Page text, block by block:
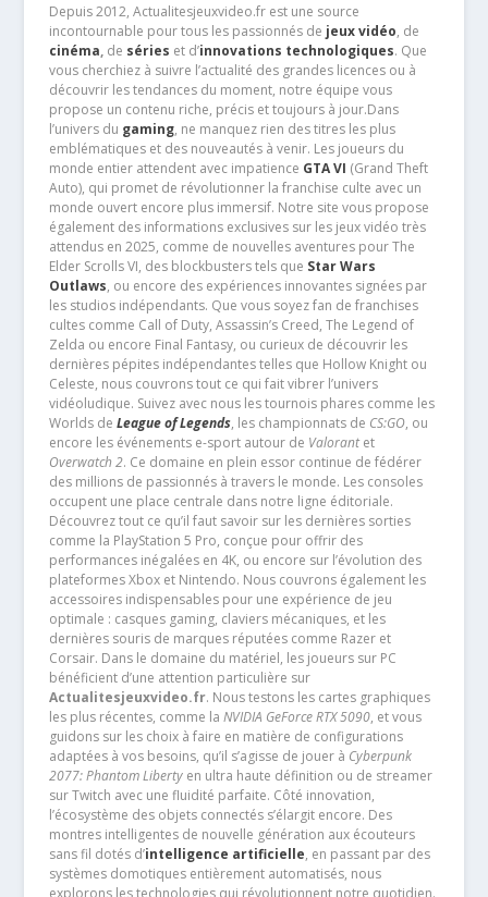
Depuis 2012, Actualitesjeuxvideo.fr est une source
incontournable pour tous les passionnés de jeux vidéo, de
cinéma,de séries et d’innovations technologiques. Que
vous cherchiez à suivre l’actualité des grandes licences ou à
découvrir les tendances du moment, notre équipe vous
propose un contenu riche, précis et toujours à jour.Dans
l’univers du gaming, ne manquez rien des titres les plus
emblématiques et des nouveautés à venir. Les joueurs du
monde entier attendent avec impatience GTA VI (Grand Theft
Auto), qui promet de révolutionner la franchise culte avec un
monde ouvert encore plus immersif. Notre site vous propose
également des informations exclusives sur les jeux vidéo très
attendus en 2025, comme de nouvelles aventures pour The
Elder Scrolls VI, des blockbusters tels que Star Wars
Outlaws, ou encore des expériences innovantes signées par
les studios indépendants. Que vous soyez fan de franchises
cultes comme Call of Duty, Assassin’s Creed, The Legend of
Zelda ou encore Final Fantasy, ou curieux de découvrir les
dernières pépites indépendantes telles que Hollow Knight ou
Celeste, nous couvrons tout ce qui fait vibrer l’univers
vidéoludique. Suivez avec nous les tournois phares comme les
Worlds de League of Legends, les championnats de CS:GO, ou
encore les événements e-sport autour de Valorantet
Overwatch 2. Ce domaine en plein essor continue de fédérer
des millions de passionnés à travers le monde. Les consoles
occupent une place centrale dans notre ligne éditoriale.
Découvrez tout ce qu’il faut savoir sur les dernières sorties
comme la PlayStation 5 Pro, conçue pour offrir des
performances inégalées en 4K, ou encore sur l’évolution des
plateformes Xbox et Nintendo. Nous couvrons également les
accessoires indispensables pour une expérience de jeu
optimale : casques gaming, claviers mécaniques, et les
dernières souris de marques réputées comme Razer et
Corsair. Dans le domaine du matériel, les joueurs sur PC
bénéficient d’une attention particulière sur
Actualitesjeuxvideo.fr. Nous testons les cartes graphiques
les plus récentes, comme la NVIDIA GeForce RTX 5090, et vous
guidons sur les choix à faire en matière de configurations
adaptées à vos besoins, qu’il s’agisse de jouer à Cyberpunk
2077: Phantom Libertyen ultra haute définition ou de streamer
sur Twitch avec une fluidité parfaite. Côté innovation,
l’écosystème des objets connectés s’élargit encore. Des
montres intelligentes de nouvelle génération aux écouteurs
sans fil dotés d’intelligence artificielle, en passant par des
systèmes domotiques entièrement automatisés, nous
explorons les technologies qui révolutionnent notre quotidien.